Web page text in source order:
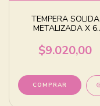
TEMPERA SOLIDA
METALIZADA X 6
$9.020,00